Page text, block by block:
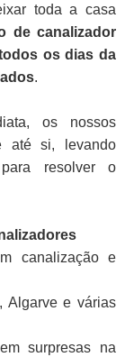
toda a casa
de canalizador
os dias da
.
os nossos
até si, levando
resolver o
canalização e
Algarve e várias
surpresas na